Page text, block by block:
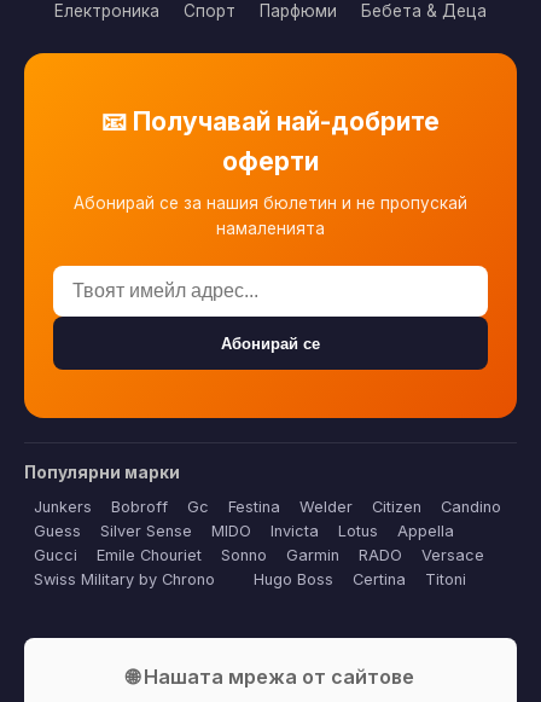
Електроника
Спорт Парфюми Бебета & Деца
📧 Получавай най-добрите
оферти
Абонирай се за нашия бюлетин и не пропускай
намаленията
Абонирай се
Популярни марки
Junkers Bobroff Gc Festina Welder Citizen
Candino
Guess
Silver Sense MIDO Invicta Lotus
Appella
Gucci
Emile Chouriet Sonno Garmin RADO
Versace
Swiss Military by Chrono
Hugo Boss Certina Titoni
🌐 Нашата мрежа от сайтове